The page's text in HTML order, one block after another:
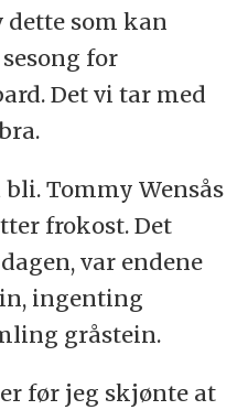
som kan
for
Det vi tar med
Tommy Wensås
frokost. Det
var endene
ingenting
gråstein.
før jeg skjønte at